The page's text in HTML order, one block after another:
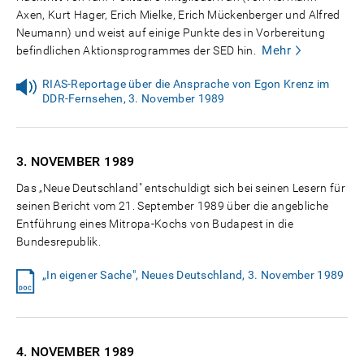
Axen, Kurt Hager, Erich Mielke, Erich Mückenberger und Alfred
Neumann) und weist auf einige Punkte des in Vorbereitung
befindlichen Aktionsprogrammes der SED hin.
Mehr
RIAS-Reportage über die Ansprache von Egon Krenz im
DDR-Fernsehen, 3. November 1989
3. NOVEMBER 1989
Das „Neue Deutschland" entschuldigt sich bei seinen Lesern für
seinen Bericht vom 21. September 1989 über die angebliche
Entführung eines Mitropa-Kochs von Budapest in die
Bundesrepublik.
„In eigener Sache", Neues Deutschland, 3. November 1989
4. NOVEMBER 1989